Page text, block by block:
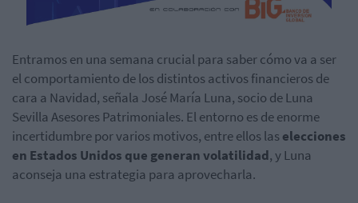
Entramos en una semana crucial para saber cómo va a ser
el comportamiento de los distintos activos financieros de
cara a Navidad, señala José María Luna, socio de Luna
Sevilla Asesores Patrimoniales. El entorno es de enorme
incertidumbre por varios motivos, entre ellos laselecciones
en Estados Unidos que generan volatilidad, y Luna
aconseja una estrategia para aprovecharla.